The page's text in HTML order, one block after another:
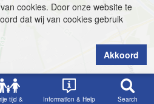
tijd &
Information & Help Search
cookies. Door onze website te
dat wij van cookies gebruik
Akkoord